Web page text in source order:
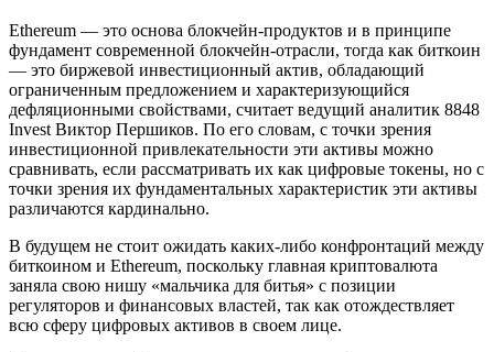
Ethereum — это основа блокчейн-продуктов и в принципе
фундамент современной блокчейн-отрасли, тогда как биткоин
— это биржевой инвестиционный актив, обладающий
ограниченным предложением и характеризующийся
дефляционными свойствами, считает ведущий аналитик 8848
Invest Виктор Першиков. По его словам, с точки зрения
инвестиционной привлекательности эти активы можно
сравнивать, если рассматривать их как цифровые токены, но с
точки зрения их фундаментальных характеристик эти активы
различаются кардинально.
В будущем не стоит ожидать каких-либо конфронтаций между
биткоином и Ethereum, поскольку главная криптовалюта
заняла свою нишу «мальчика для битья» с позиции
регуляторов и финансовых властей, так как отождествляет
всю сферу цифровых активов в своем лице.